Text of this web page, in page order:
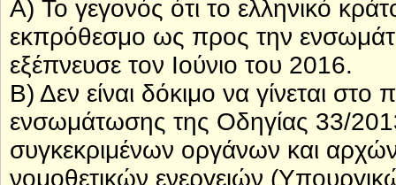
Α) Το γεγονός ότι το ελληνικό
εκπρόθεσμο ως προς την
εξέπνευσε τον Ιούνιο του 2016.
Β) Δεν είναι δόκιμο να γίνεται στο
ενσωμάτωσης της Οδηγίας 33/
συγκεκριμένων οργάνων και αρχών.
νομοθετικών ενεργειών